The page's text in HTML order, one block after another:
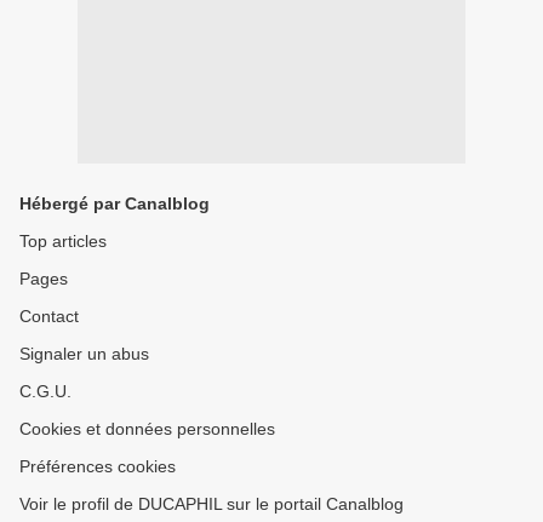
Hébergé par Canalblog
Top articles
Pages
Contact
Signaler un abus
C.G.U.
Cookies et données personnelles
Préférences cookies
Voir le profil de DUCAPHIL sur le portail Canalblog